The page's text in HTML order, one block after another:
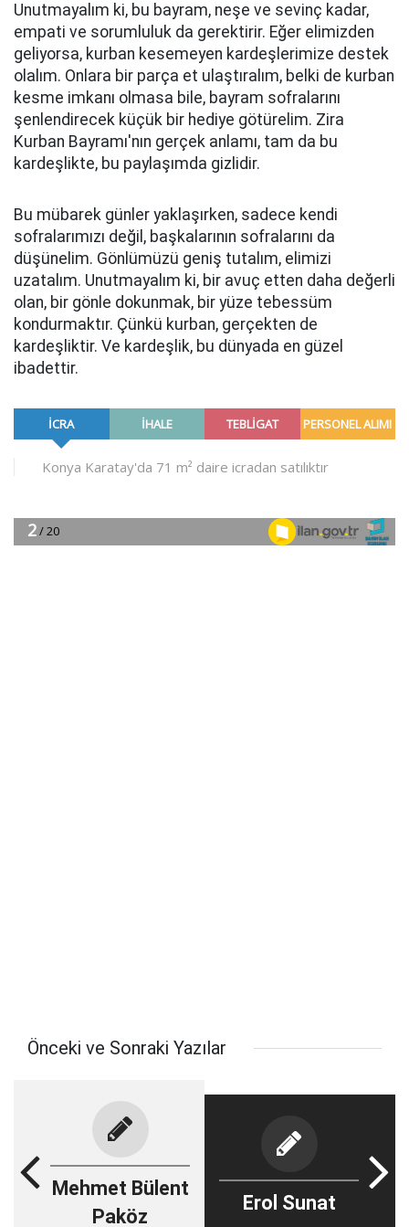
Unutmayalım ki, bu bayram, neşe ve sevinç kadar,
empati ve sorumluluk da gerektirir. Eğer elimizden
geliyorsa, kurban kesemeyen kardeşlerimize destek
olalım. Onlara bir parça et ulaştıralım, belki de kurban
kesme imkanı olmasa bile, bayram sofralarını
şenlendirecek küçük bir hediye götürelim. Zira
Kurban Bayramı'nın gerçek anlamı, tam da bu
kardeşlikte, bu paylaşımda gizlidir.
Bu mübarek günler yaklaşırken, sadece kendi
sofralarımızı değil, başkalarının sofralarını da
düşünelim. Gönlümüzü geniş tutalım, elimizi
uzatalım. Unutmayalım ki, bir avuç etten daha değerli
olan, bir gönle dokunmak, bir yüze tebessüm
kondurmaktır. Çünkü kurban, gerçekten de
kardeşliktir. Ve kardeşlik, bu dünyada en güzel
ibadettir.
Önceki ve Sonraki Yazılar
Mehmet Bülent
Paköz
Erol Sunat